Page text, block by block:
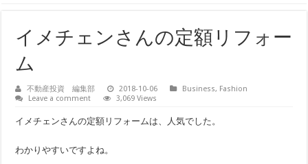
イメチェンさんの定額リフォー
ム
不動産投資 編集部 2018-10-06 Business, Fashion
Leave a comment
3,069 Views
イメチェンさんの定額リフォームは、人気でした。
わかりやすいですよね。